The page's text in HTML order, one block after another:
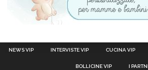
NEWS VIP INTERVISTE VIP CUCINA VIP
BOLLICINE VIP I